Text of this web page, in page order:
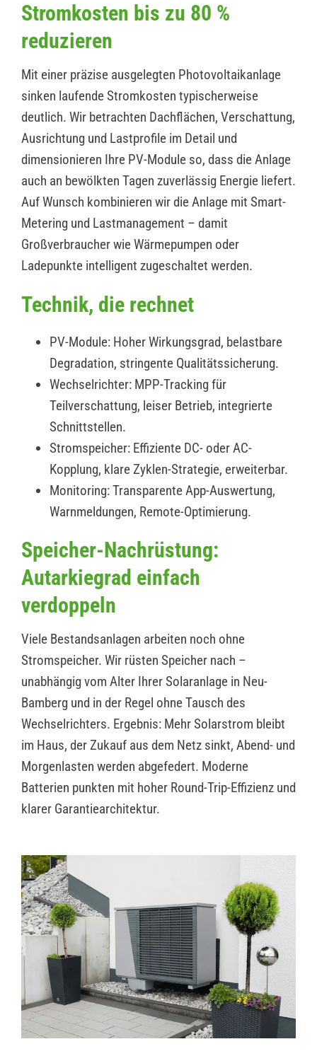
Stromkosten bis zu 80 %
reduzieren
Mit einer präzise ausgelegten Photovoltaikanlage
sinken laufende Stromkosten typischerweise
deutlich. Wir betrachten Dachflächen, Verschattung,
Ausrichtung und Lastprofile im Detail und
dimensionieren Ihre PV-Module so, dass die Anlage
auch an bewölkten Tagen zuverlässig Energie liefert.
Auf Wunsch kombinieren wir die Anlage mit Smart-
Metering und Lastmanagement – damit
Großverbraucher wie Wärmepumpen oder
Ladepunkte intelligent zugeschaltet werden.
Technik, die rechnet
PV-Module: Hoher Wirkungsgrad, belastbare
Degradation, stringente Qualitätssicherung.
Wechselrichter: MPP-Tracking für
Teilverschattung, leiser Betrieb, integrierte
Schnittstellen.
Stromspeicher: Effiziente DC- oder AC-
Kopplung, klare Zyklen-Strategie, erweiterbar.
Monitoring: Transparente App-Auswertung,
Warnmeldungen, Remote-Optimierung.
Speicher-Nachrüstung:
Autarkiegrad einfach
verdoppeln
Viele Bestandsanlagen arbeiten noch ohne
Stromspeicher. Wir rüsten Speicher nach –
unabhängig vom Alter Ihrer Solaranlage in Neu-
Bamberg und in der Regel ohne Tausch des
Wechselrichters. Ergebnis: Mehr Solarstrom bleibt
im Haus, der Zukauf aus dem Netz sinkt, Abend- und
Morgenlasten werden abgefedert. Moderne
Batterien punkten mit hoher Round-Trip-Effizienz und
klarer Garantiearchitektur.